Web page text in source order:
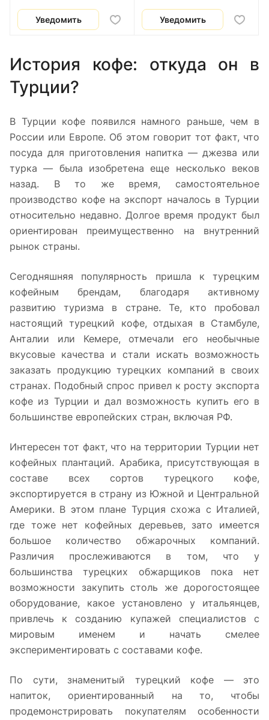
Уведомить Уведомить
История кофе: откуда он в
Турции?
В Турции кофе появился намного раньше, чем в
России или Европе. Об этом говорит тот факт, что
посуда для приготовления напитка — джезва или
турка — была изобретена еще несколько веков
назад. В то же время, самостоятельное
производство кофе на экспорт началось в Турции
относительно недавно. Долгое время продукт был
ориентирован преимущественно на внутренний
рынок страны.
Сегодняшняя популярность пришла к турецким
кофейным брендам, благодаря активному
развитию туризма в стране. Те, кто пробовал
настоящий турецкий кофе, отдыхая в Стамбуле,
Анталии или Кемере, отмечали его необычные
вкусовые качества и стали искать возможность
заказать продукцию турецких компаний в своих
странах. Подобный спрос привел к росту экспорта
кофе из Турции и дал возможность купить его в
большинстве европейских стран, включая РФ.
Интересен тот факт, что на территории Турции нет
кофейных плантаций. Арабика, присутствующая в
составе всех сортов турецкого кофе,
экспортируется в страну из Южной и Центральной
Америки. В этом плане Турция схожа с Италией,
где тоже нет кофейных деревьев, зато имеется
большое количество обжарочных компаний.
Различия прослеживаются в том, что у
большинства турецких обжарщиков пока нет
возможности закупить столь же дорогостоящее
оборудование, какое установлено у итальянцев,
привлечь к созданию купажей специалистов с
мировым именем и начать смелее
экспериментировать с составами кофе.
По сути, знаменитый турецкий кофе — это
напиток, ориентированный на то, чтобы
продемонстрировать покупателям особенности